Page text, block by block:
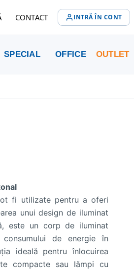
CONTACT INTRĂ ÎN CONT
SPECIAL OFFICE OUTLET
fi utilizate pentru a oferi
unui design de iluminat
este un corp de iluminat
de energie în
ideală pentru înlocuirea
compacte sau lămpi cu